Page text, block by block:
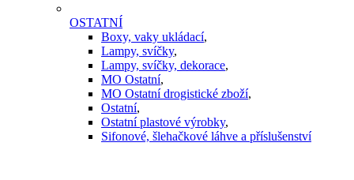
OSTATNÍ
Boxy, vaky ukládací,
Lampy, svíčky,
Lampy, svíčky, dekorace,
MO Ostatní,
MO Ostatní drogistické zboží,
Ostatní,
Ostatní plastové výrobky,
Sifonové, šlehačkové láhve a příslušenství